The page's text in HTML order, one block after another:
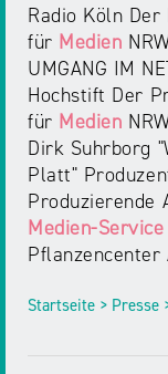
Radio Köln
für Medien
UMGANG IM
Hochstift Der
für Medien
Dirk Suhrborg
Platt"
Produzierende
Medien-Service
Pflanzencenter
Startseite > Presse